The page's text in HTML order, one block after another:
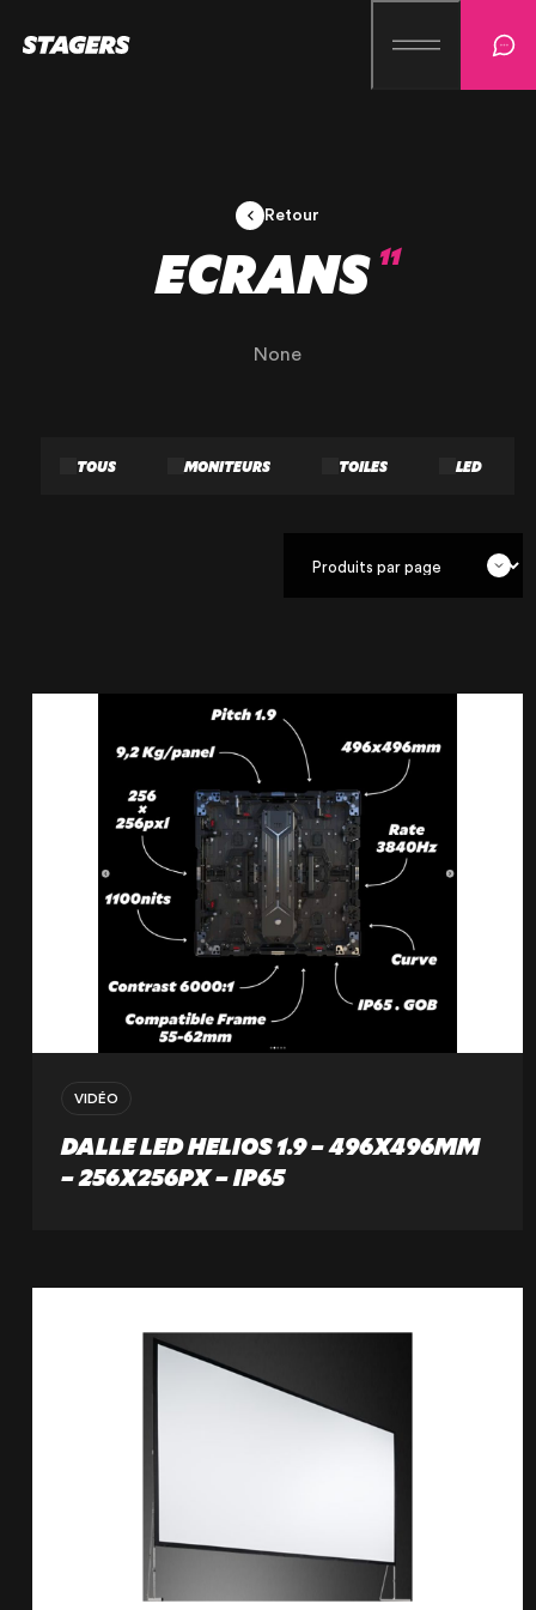
NOTRE ENTREPRISE
NOS EXPERTISES
NOS RÉALISATIONS
NOS PRODUITS À LOUER
NOS PRODUITS À VENDRE
Retour
ECRANS 11
None
TOUS MONITEURS TOILES LED
VIDÉO
DALLE LED HELIOS 1.9 – 496X496MM
– 256X256PX – IP65